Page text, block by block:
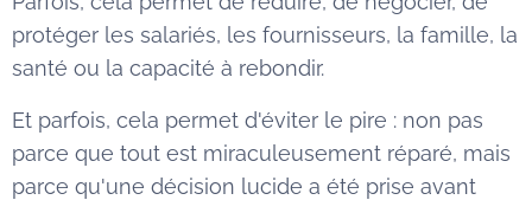
protéger les salariés, les fournisseurs, la famille, la
santé ou la capacité à rebondir.
Et parfois, cela permet d'éviter le pire : non pas
parce que tout est miraculeusement réparé, mais
parce qu'une décision lucide a été prise avant